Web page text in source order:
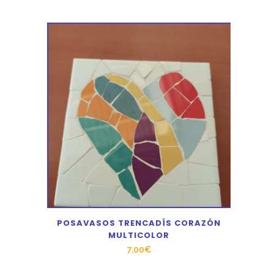
POSAVASOS TRENCADÍS CORAZÓN
MULTICOLOR
7,00€